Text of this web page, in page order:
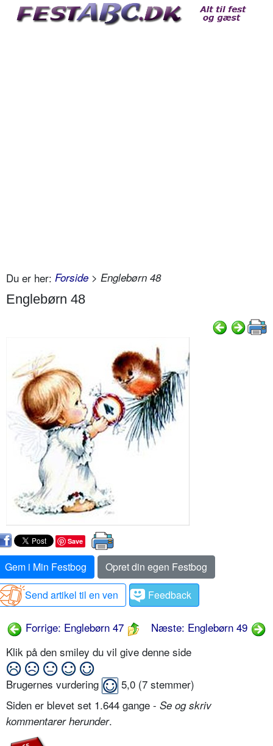
Du er her: Forside > Englebørn 48
Englebørn 48
Save
Gem i Min Festbog
Opret din egen Festbog
Send artikel til en ven
Feedback
Forrige: Englebørn 47
Næste: Englebørn 49
Klik på den smiley du vil give denne side
Brugernes vurdering 5,0 (7 stemmer)
Siden er blevet set 1.644 gange - Se og skriv
kommentarer herunder.